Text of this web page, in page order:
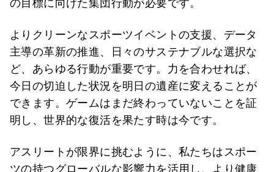
の目標に向けた集団行動が必要です。
よりクリーンなスポーツイベントの支援、データ
主導の革新の推進、日々のサステナブルな選択な
ど、あらゆる行動が重要です。力を合わせれば、
今日の切迫した状況を明日の遺産に変えることが
できます。ゲームはまだ終わっていないことを証
明し、世界的な復活を果たす時は今です。
アスリートが限界に挑むように、私たちはスポー
ツの持つグローバルな影響力を活用し、より健康